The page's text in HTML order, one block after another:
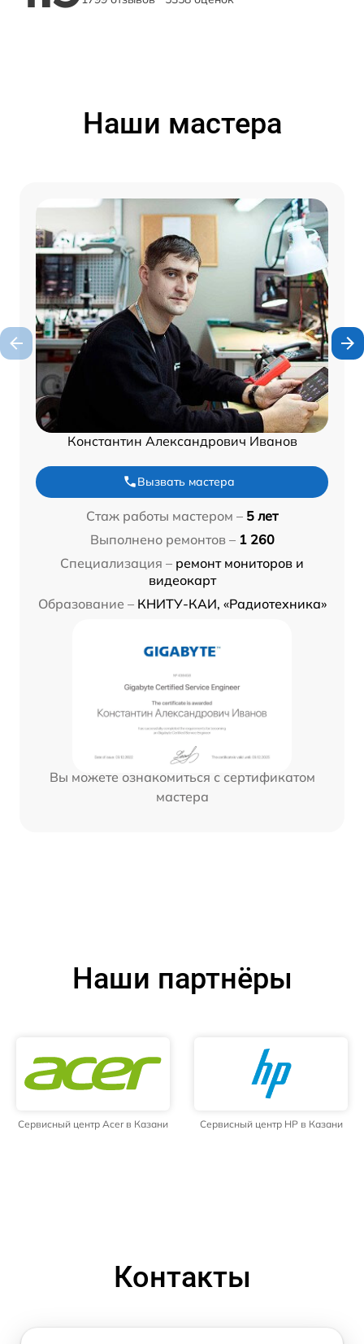
Наши мастера
Константин Александрович Иванов
Вызвать мастера
Стаж работы мастером – 5 лет
Выполнено ремонтов – 1 260
Специализация – ремонт мониторов и
видеокарт
Образование – КНИТУ-КАИ, «Радиотехника»
Вы можете ознакомиться с сертификатом
мастера
Наши партнёры
Сервисный центр Acer в Казани Сервисный центр HP в Казани
Контакты